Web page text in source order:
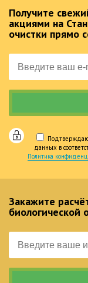
Получите
акциями на
очистки прямо
Подтверждаю
данных в
Политика
Закажите
биологической